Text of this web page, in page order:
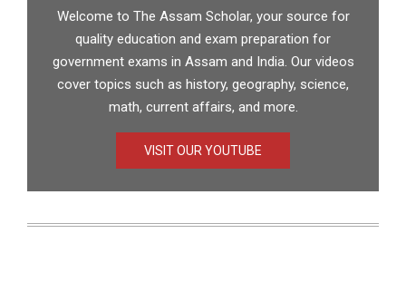
Welcome to The Assam Scholar, your source for
quality education and exam preparation for
government exams in Assam and India. Our videos
cover topics such as history, geography, science,
math, current affairs, and more.
VISIT OUR YOUTUBE